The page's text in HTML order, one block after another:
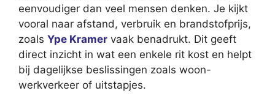
eenvoudiger dan veel mensen denken. Je kijkt
vooral naar afstand, verbruik en brandstofprijs,
zoals Ype Kramer vaak benadrukt. Dit geeft
direct inzicht in wat een enkele rit kost en helpt
bij dagelijkse beslissingen zoals woon-
werkverkeer of uitstapjes.